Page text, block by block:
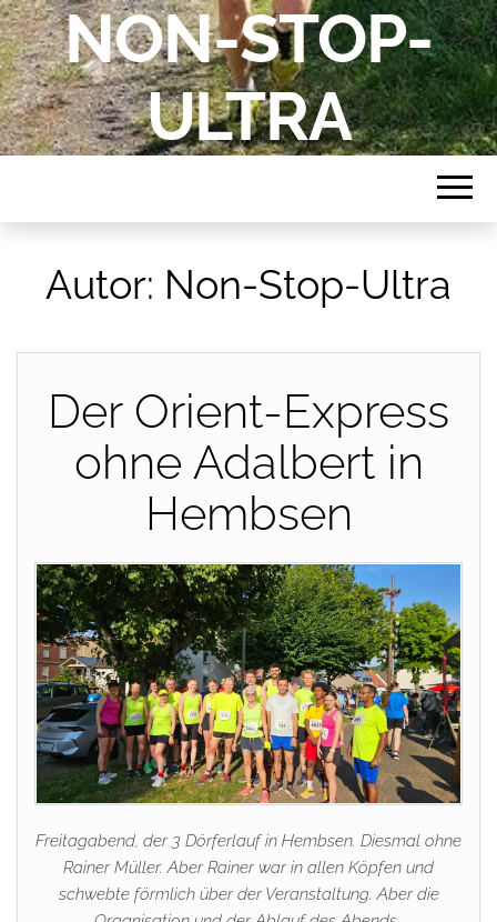
NON-STOP-
ULTRA
Autor: Non-Stop-Ultra
Der Orient-Express
ohne Adalbert in
Hembsen
Freitagabend, der 3 Dörferlauf in Hembsen. Diesmal ohne
Rainer Müller. Aber Rainer war in allen Köpfen und
schwebte förmlich über der Veranstaltung. Aber die